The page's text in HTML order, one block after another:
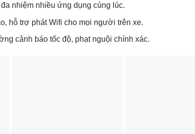
nhiệm nhiều ứng dụng cùng lúc.
hỗ trợ phát Wifi cho mọi người trên xe.
cảnh báo tốc độ, phạt nguội chính xác.